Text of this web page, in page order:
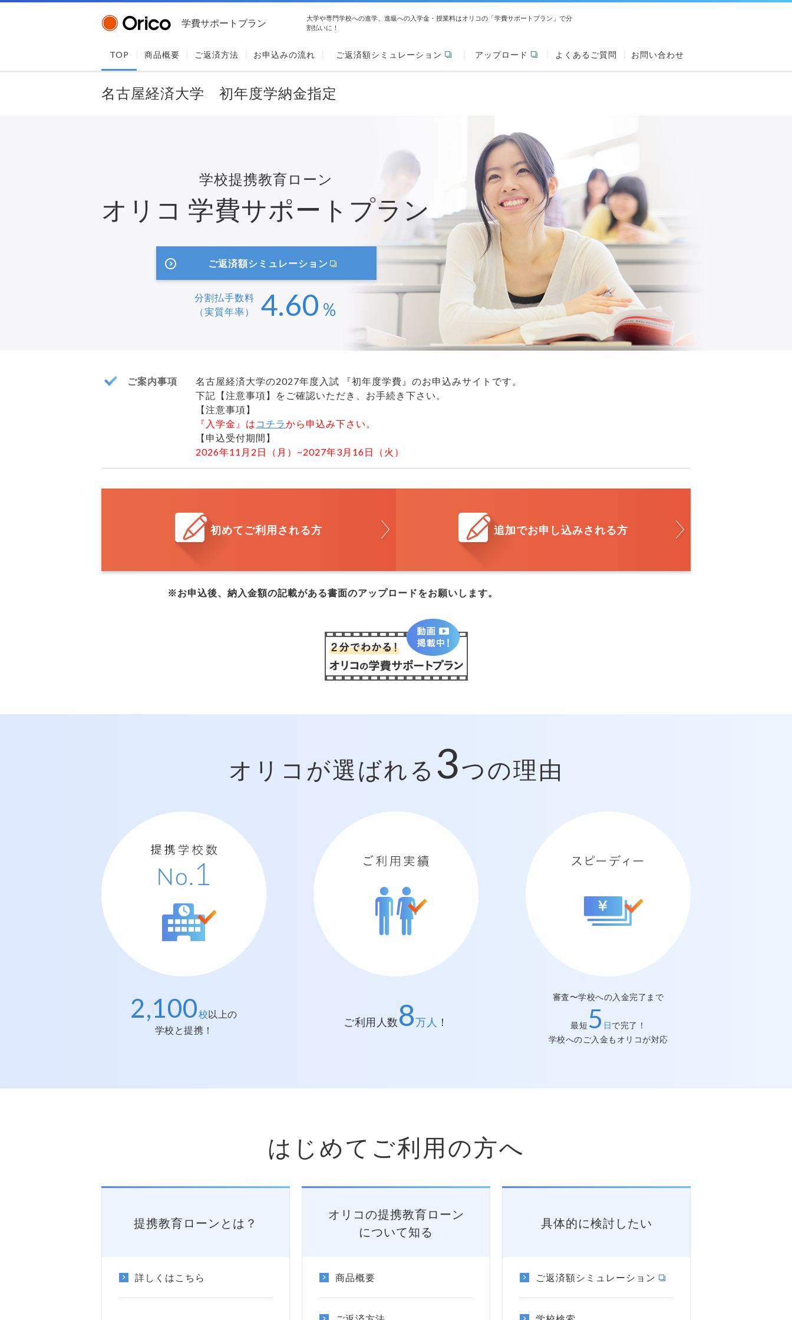
学費サポートプラン
大学や専門学校への進学、進級への入学金・授業料はオリコの「学費サポートプラン」で分
割払いに！
TOP 商品概要 ご返済方法 お申込みの流れ ご返済額シミュレーション アップロード よくあるご質問 お問い合わせ
名古屋経済大学 初年度学納金指定
学校提携教育ローン
オリコ 学費サポートプラン
ご返済額シミュレーション
分割払手数料
（実質年率）
4.60 ％
ご案内事項
名古屋経済大学の2027年度入試 『初年度学費』のお申込みサイトです。
下記【注意事項】をご確認いただき、お手続き下さい。
【注意事項】
『入学金』は コチラから申込み下さい。
【申込受付期間】
2026年11月2日（月）~2027年3月16日（火）
初めてご利用される方 追加でお申し込みされる方
※お申込後、納入金額の記載がある書面のアップロードをお願いします。
オリコが選ばれる 3つの理由
提携学校数 No. 1
2,100校以上の
学校と提携！
ご利用人数8万人 ！
スピーディー
審査〜学校への入金完了まで
最短 5 日で完了！
学校へのご入金もオリコが対応
はじめてご利用の方へ
提携教育ローンとは？
詳しくはこちら
オリコの提携教育ローン
について知る
商品概要
具体的に検討したい
ご返済額シミュレーション